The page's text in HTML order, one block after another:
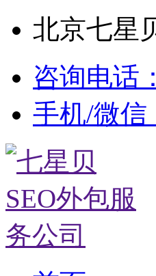
北京七星
咨询电话
手机/微信